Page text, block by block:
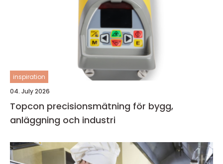
inspiration
04. July 2026
Topcon precisionsmätning för bygg,
anläggning och industri